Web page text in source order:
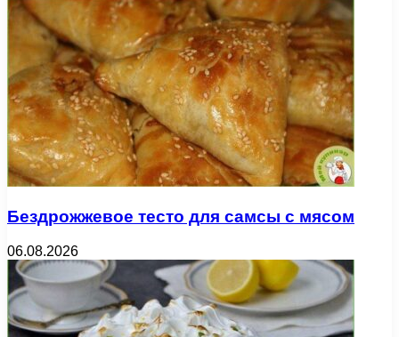
Бездрожжевое тесто для самсы с мясом
06.08.2026